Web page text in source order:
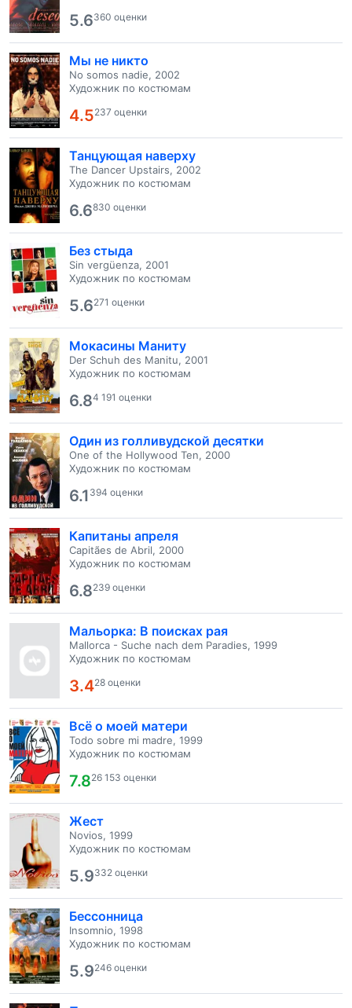
5.6360 оценки
Мы не никто
No somos nadie, 2002
Художник по костюмам
4.5237 оценки
Танцующая наверху
The Dancer Upstairs, 2002
Художник по костюмам
6.6830 оценки
Без стыда
Sin vergüenza, 2001
Художник по костюмам
5.6271 оценки
Мокасины Маниту
Der Schuh des Manitu, 2001
Художник по костюмам
6.84 191 оценки
Один из голливудской десятки
One of the Hollywood Ten, 2000
Художник по костюмам
6.1 394 оценки
Капитаны апреля
Capitães de Abril, 2000
Художник по костюмам
6.8239 оценки
Мальорка: В поисках рая
Mallorca - Suche nach dem Paradies, 1999
Художник по костюмам
3.428 оценки
Всё о моей матери
Todo sobre mi madre, 1999
Художник по костюмам
7.826 153 оценки
Жест
Novios, 1999
Художник по костюмам
5.9332 оценки
Бессонница
Insomnio, 1998
Художник по костюмам
5.9246 оценки